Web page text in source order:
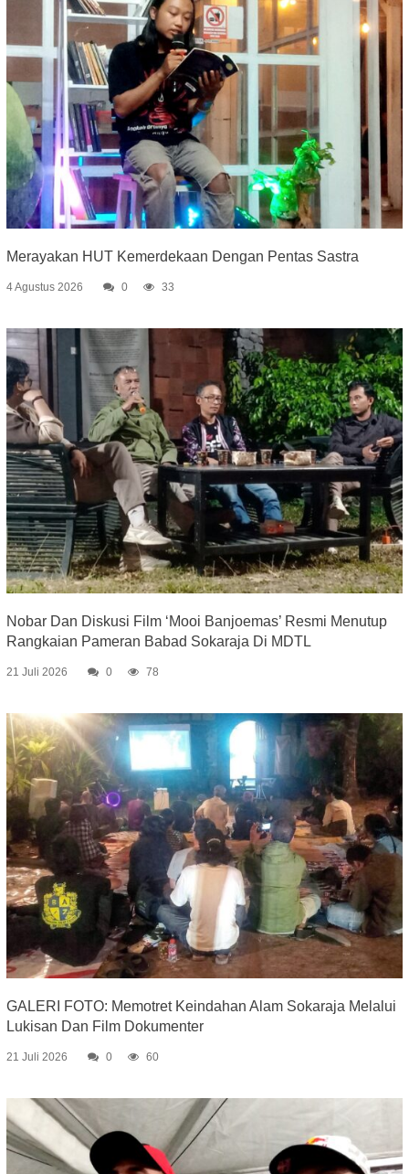
Merayakan HUT Kemerdekaan Dengan Pentas Sastra
4 Agustus 2026 0 33
Nobar Dan Diskusi Film ‘Mooi Banjoemas’ Resmi Menutup
Rangkaian Pameran Babad Sokaraja Di MDTL
21 Juli 2026 0 78
GALERI FOTO: Memotret Keindahan Alam Sokaraja Melalui
Lukisan Dan Film Dokumenter
21 Juli 2026 0 60